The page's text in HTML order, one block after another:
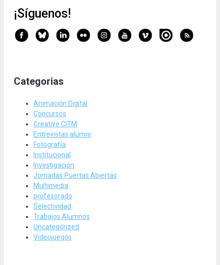
¡Síguenos!
Categorias
Animación Digital
Concursos
Creative CITM
Entrevistas alumni
Fotografía
Institucional
Investigación
Jornadas Puertas Abiertas
Multimedia
profesorado
Selectividad
Trabajos Alumnos
Uncategorized
Videojuegos